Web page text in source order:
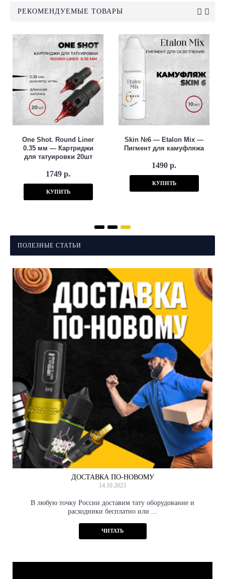
РЕКОМЕНДУЕМЫЕ ТОВАРЫ
One Shot. Round Liner
0.35 мм — Картриджи
для татуировки 20шт
1749 р.
КУПИТЬ
Skin №6 — Etalon Mix —
Пигмент для камуфляжа
1490 р.
КУПИТЬ
ПОЛЕЗНЫЕ СТАТЬИ
ДОСТАВКА ПО-НОВОМУ
14.10.2023
В любую точку России доставим тату оборудование и
расходники бесплатно или ...
ЧИТАТЬ